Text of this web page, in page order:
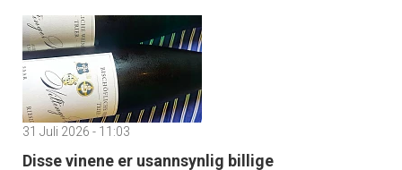
31 Juli 2026 - 11:03
Disse vinene er usannsynlig billige